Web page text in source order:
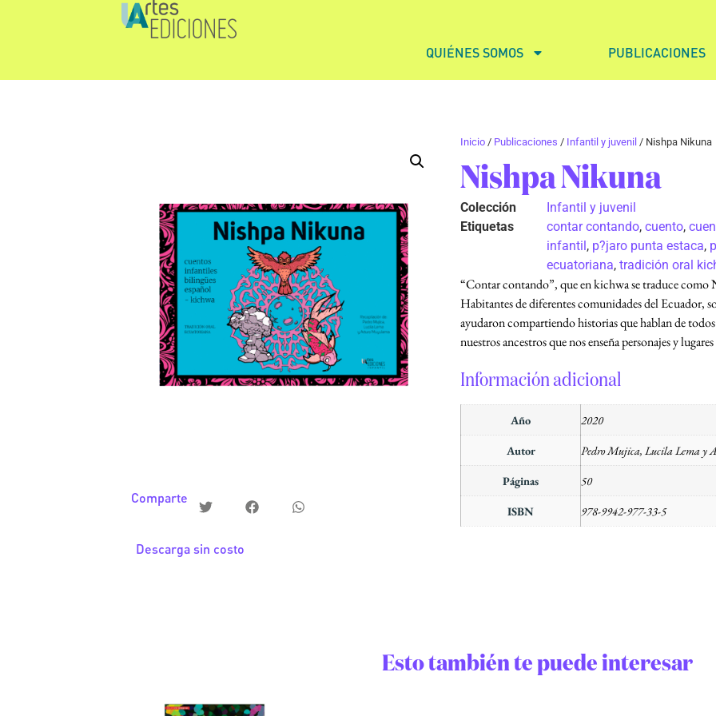
QUIÉNES SOMOS PUBLICACIONES
Comparte
Descarga sin costo
Inicio / Publicaciones / Infantil y juvenil / Nishpa Nikuna
Nishpa Nikuna
Colección
Infantil y juvenil
Etiquetas
contar contando,cuento,
infantil, p?jaro punta estaca,
ecuatoriana,tradición oral
“Contar contando”, que en kichwa se traduce
Habitantes de diferentes comunidades del Ecuador,
ayudaron compartiendo historias que hablan de
nuestros ancestros que nos enseña personajes y
Información adicional
Año
2020
Autor
Pedro Mujica, Lucila Lema y
Páginas
50
ISBN
978-9942-977-33-5
Esto también te puede interesar